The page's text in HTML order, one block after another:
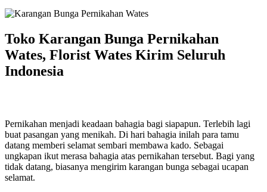
Toko Karangan Bunga Pernikahan
Wates, Florist Wates Kirim Seluruh
Indonesia
Pernikahan menjadi keadaan bahagia bagi siapapun. Terlebih lagi
buat pasangan yang menikah. Di hari bahagia inilah para tamu
datang memberi selamat sembari membawa kado. Sebagai
ungkapan ikut merasa bahagia atas pernikahan tersebut. Bagi yang
tidak datang, biasanya mengirim karangan bunga sebagai ucapan
selamat.